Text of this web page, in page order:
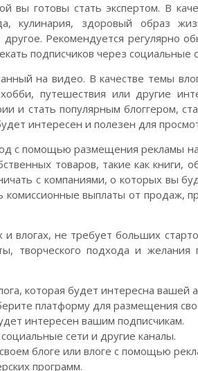
вы готовы стать экспертом. В
кулинария, здоровый образ
Рекомендуется регулярно
подписчиков через социальные
на видео. В качестве темы
путешествия или другие
и стать популярным блоггером,
интересен и полезен для
с помощью размещения рекламы
товаров, такие как книги,
с компаниями, о которых вы
комиссионные выплаты от продаж,
и влогах, не требует больших
творческого подхода и желания
которая будет интересна вашей
платформу для размещения
интересен вашим подписчикам.
сети и другие каналы.
блоге или влоге с помощью
программ.